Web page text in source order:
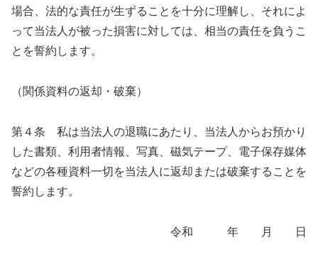
場合、法的な責任が生ずることを十分に理解し、それによ
って当法人が被った損害に対しては、相当の責任を負うこ
とを誓約します。
（関係資料の返却・破棄）
第４条 私は当法人の退職にあたり、当法人からお預かり
した書類、利用者情報、写真、磁気テープ、電子保存媒体
などの各種資料一切を当法人に返却または破棄することを
誓約します。
令和 年 月 日